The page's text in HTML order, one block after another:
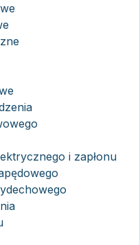
i zapłonu